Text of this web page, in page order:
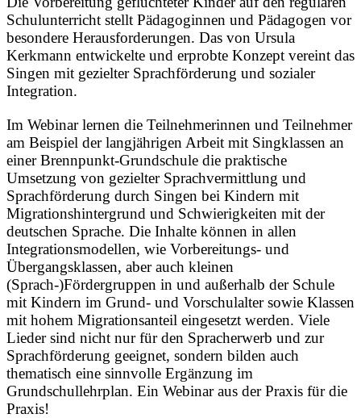
Schulunterricht stellt Pädagoginnen und Pädagogen vor
besondere Herausforderungen. Das von Ursula
Kerkmann entwickelte und erprobte Konzept vereint das
Singen mit gezielter Sprachförderung und sozialer
Integration.
Im Webinar lernen die Teilnehmerinnen und Teilnehmer
am Beispiel der langjährigen Arbeit mit Singklassen an
einer Brennpunkt-Grundschule die praktische
Umsetzung von gezielter Sprachvermittlung und
Sprachförderung durch Singen bei Kindern mit
Migrationshintergrund und Schwierigkeiten mit der
deutschen Sprache. Die Inhalte können in allen
Integrationsmodellen, wie Vorbereitungs- und
Übergangsklassen, aber auch kleinen
(Sprach-)Fördergruppen in und außerhalb der Schule
mit Kindern im Grund- und Vorschulalter sowie Klassen
mit hohem Migrationsanteil eingesetzt werden. Viele
Lieder sind nicht nur für den Spracherwerb und zur
Sprachförderung geeignet, sondern bilden auch
thematisch eine sinnvolle Ergänzung im
Grundschullehrplan. Ein Webinar aus der Praxis für die
Praxis!